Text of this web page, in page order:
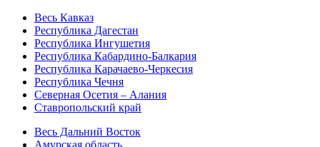
Весь Кавказ
Республика Дагестан
Республика Ингушетия
Республика Кабардино-Балкария
Республика Карачаево-Черкесия
Республика Чечня
Северная Осетия – Алания
Ставропольский край
Весь Дальний Восток
Амурская область